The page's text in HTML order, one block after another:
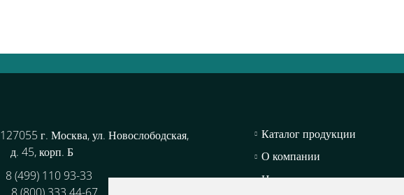
127055 г. Москва, ул. Новослободская,
д. 45, корп. Б
8 (499) 110 93-33
Каталог продукции
О компании
Новости